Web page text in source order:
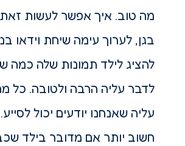
מה טוב. איך אפשר לעשות
בגן, לערוך עימה שיחת וידאו
להציג לילד תמונות שלה כמה
לדבר עליה הרבה ולטובה. כל
עליה שאנחנו יודעים יכול
חשוב יותר אם מדובר בילד